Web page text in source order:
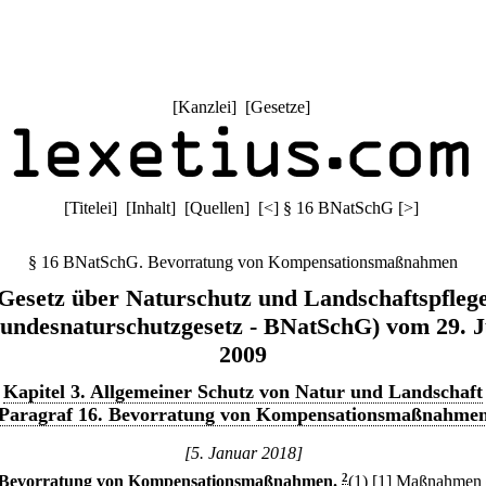
[Kanzlei] [Gesetze]
[Titelei] [Inhalt] [Quellen] [<] § 16 BNatSchG [>]
§ 16 BNatSchG. Bevorratung von Kompensationsmaßnahmen
über Naturschutz und
- BNatSchG) vom 29.
2009
Kapitel 3. Allgemeiner Schutz von Natur und Landschaft
16. Bevorratung von
[5. Januar 2018]
von Kompensationsmaßnahmen. 2(1) [1] Maßnahmen